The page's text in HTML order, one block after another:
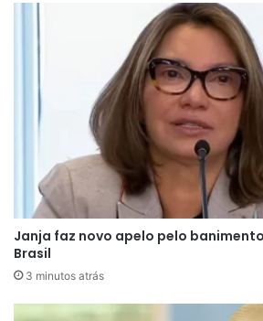
Janja faz novo apelo pelo
Brasil
3 minutos atrás